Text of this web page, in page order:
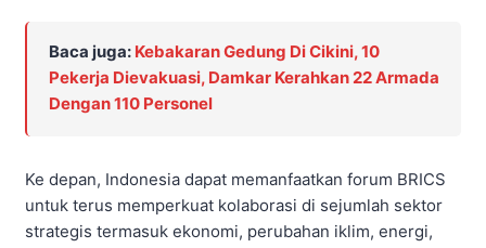
Baca juga: Kebakaran Gedung Di Cikini, 10
Pekerja Dievakuasi, Damkar Kerahkan 22 Armada
Dengan 110 Personel
Ke depan, Indonesia dapat memanfaatkan forum BRICS
untuk terus memperkuat kolaborasi di sejumlah sektor
strategis termasuk ekonomi, perubahan iklim, energi,